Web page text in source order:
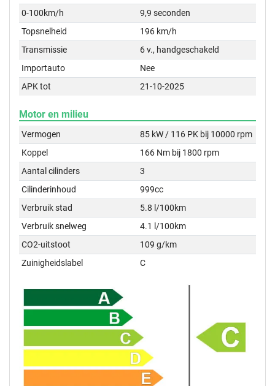
0-100km/h
9,9 seconden
Topsnelheid
196 km/h
Transmissie
6 v., handgeschakeld
Importauto
Nee
APK tot
21-10-2025
Motor en milieu
Vermogen
85 kW / 116 PK bij 10000 rpm
Koppel
166 Nm bij 1800 rpm
Aantal cilinders
3
Cilinderinhoud
999cc
Verbruik stad
5.8 l/100km
Verbruik snelweg
4.1 l/100km
CO2-uitstoot
109 g/km
Zuinigheidslabel
C